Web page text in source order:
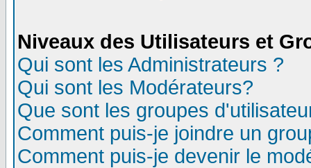
Niveaux des Utilisateurs et
Qui sont les Administrateurs ?
Qui sont les Modérateurs?
Que sont les groupes
Comment puis-je joindre un
Comment puis-je devenir le